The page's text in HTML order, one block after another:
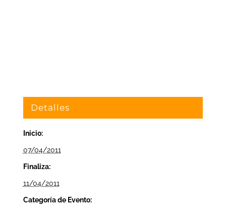
Detalles
Inicio:
07/04/2011
Finaliza:
11/04/2011
Categoría de Evento: